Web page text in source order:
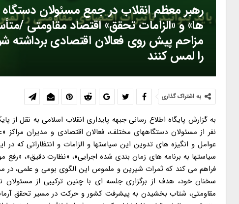
رهبر معظم انقلاب در جمع مسئولان
ها» و «الزامات تحقق» اقتصاد مقاومتی /
مزاحم پیش روی فعالان اقتصادی برداشته
را لمس کنند
به اشتراک گذاری
به گزارش پایگاه اطلاع رسانی جبهه پایداری انقلاب اسلامی به نقل از پایگاه اطلاع رسانی مقام معظم رهبری، حضرت آیت الله خامنه ای در جمع صدها نفر از مسئولان دستگاههای مختلف، فعالان اقتصادی و مدیران مراکز «علمی، رسانه ای، نظارتی»، با تبیین «مؤلفه های سیاستهای اقتصاد مقاومتی، عوامل و انگیزه های تدوین این سیاستها و الزامات و انتظاراتی که در این زمینه از مسئولین وجود دارد» تأکید کردند: «عزم جدی مسئولان»، «تبدیل سیاستها به برنامه های زمان بندی شده اجرایی»، «نظارت دقیق»، «رفع موانع حضور فعالان و مردم در عرصه اقتصادی» و «گفتمان سازی»، این امکان را فراهم می کند که ثمرات شیرین و ملموس این الگوی بومی و علمی، در مدت مناسب در زندگی مردم جلوه گر شود. حضرت آیت الله خامنه ای در ابتدای سخنان خود، هدف از برگزاری جلسه ای با چنین ترکیبی از مسئولان نظام را ایجاد زمینه همدلی و هم فکری برای اجرای سیاستهای کلی اقتصاد مقاومتی، شتاب بخشیدن به پیشرفت کشور و حرکت در مسیر تحقق آرمانهای بلند نظام اسلامی دانستند. ایشان با اشاره به ابلاغ سیاستهای مختلف و متنوع در سالهای قبل، خاطرنشان کردند: هدف از ابلاغ این سیاستها، ارائه نقشه راه در هر بخش بود اما در موضوع سیاستهای کلی اقتصاد مقاومتی، هدف از ابلاغ آن، تنها ارائه نقشه راه نیست بلکه ارائه شاخص های لازم و صحیح برای پیمودن راه نیز مد نظر بوده است. رهبر انقلاب اسلامی تأکید کردند: مجموعه سیاستهای کلی اقتصاد مقاومتی، در واقع الگویی بومی و علمی، برآمده از فرهنگ انقلابی و اسلامی و متناسب با وضعیت امروز و فردای کشور است. حضرت آیت الله خامنه ای خاطرنشان کردند: سیاستهای اقتصاد مقاومتی، فقط برای شرایط کنونی نیست بلکه یک تدبیر بلندمدت برای اقتصاد کشور و رسیدن به اهداف بلند اقتصادیِ نظام اسلامی است. ایشان با اشاره به پویایی سیاستهای کلی اقتصاد مقاومتی گفتند: این سیاستها قابل تکمیل و انطباق با شرایط گوناگون است و عملاً اقتصاد کشور را به حالت انعطاف پذیری می رساند و شکنندگی اقتصاد در شرایط مختلف را برطرف می کند. رهبر انقلاب اسلامی خاطرنشان کردند: یکی دیگر از ویژگیهای مهم سیاستهای کلی اقتصاد مقاومتی، وفاق همه قوا و دستگاههای مختلف درباره آن است زیرا این الگو با تلاش و همفکری افراد صاحب نظر، و بحث و بررسی در مجمع تشخیص مصلحت نظام که رؤسای سه قوه و مسئولان مختلف حضور دارند، تدوین شده است. حضرت آیت الله خامنه ای، سیاستهای اقتصاد مقاومتی را مجموعه ای دقیق و مستحکم خواندند و افزودند: گرایش به اقتصاد مقاومتی فقط مخصوص کشور ایران نیست و در سالهای اخیر با توجه به بحران اقتصادی جهانی، بسیاری از کشورها با توجه به شرایط و ساختارهای درونی خود به دنبال مقاوم سازی اقتصاد هستند. ایشان تأکید کردند: البته نیاز ما به اقتصاد مقاومتی بیش از کشورهای دیگر است زیرا از یک طرف کشور ما همچون کشورهای دیگر مرتبط با اقتصاد جهانی و مصمم به ادامه این ارتباط است و طبیعتاً از مسائل اقتصادی جهان متأثر خواهد بود و از طرف دیگر نظام اسلامی، به دلیل استقلال خواهی و عزت مداری و تأکید بر تحت تأثیر قرار نگرفتن از سیاستهای قدرتهای جهانی، مورد تهاجم، سوء نیت و اخلال گری است. رهبر انقلاب اسلامی خاطرنشان کردند: براساس این مبانی و دلائل منطقی، باید پایه های اقتصادی کشور را مستحکم و مقاوم سازی کنیم و نگذاریم حوادث و تکانه های اجتناب ناپذیر و همچنین سوءنیت ها و اخلال گری های قدرتها، اقتصاد کشور را تحت تأثیر قرار دهد. حضرت آیت الله خامنه ای بعد از بیان جایگاه و اهمیت سیاستهای کلی اقتصاد مقاومتی و همچنین دلایل و مبانی عقلانیِ مقاوم سازی اقتصاد کشور، ویژگیها و مؤلفه های دهگانه اقتصاد مقاومتی را تبیین کردند. اولین مؤلفه، ایجاد تحرک و پویایی در اقتصاد کشور و بهبود شاخص های کلان اقتصادی بود. رهبر انقلاب اسلامی در این خصوص گفتند: با اجرای سیاستهای کلی اقتصاد مقاومتی، شاخص هایی همچون رشد اقتصادی، تولید ملی، عدالت اجتماعی، اشتغال، تورم و رفاه عمومی بهبود خواهد یافت و رونق اقتصادی بوجود خواهد آمد. حضرت آیت الله خامنه ای در خصوص این مؤلفه یک نکته را متذکر شدند و تأکید کردند: عدالت اجتماعی، مهمترین شاخص، در میان این شاخص ها است زیرا نظام اسلامی رونق اقتصادی بدون عدالت اجتماعی را قبول ندارد و در هرگونه پیشرفت اقتصادی کشور، باید وضع طبقات محروم به معنی واقعی کلمه، بهبود یابد. ایشان، توانایی مقاومت در برابر عوامل تهدیدزا را دومین ویژگی سیاستهای کلی اقتصاد مقاومتی برشمردند و افزودند: تکانه های اقتصادی دنیا، بلایای طبیعی و تکانه های تخاصمی همچون تحریم ها از جمله این عوامل تهدید زاست. رهبر انقلاب اسلامی، سومین مؤلفه سیاستهای کلی اقتصاد مقاومتی را، تکیه بر ظرفیت های داخلی بیان و خاطرنشان کردند: این ظرفیت ها شامل ظرفیت های گسترده علمی، انسانی، طبیعی، مالی، جغرافیایی و اقلیمی است که باید برای اجرای سیاستها، بر آنها تکیه شود. حضرت آیت الله خامنه ای به یک نکته مهم هم اشاره کردند و گفتند: تکیه بر ظرفیت های داخلی به معنای چشم بستن بر امکانات کشورهای دیگر نیست بلکه نظام اسلامی در کنار اتکاء به داشته های داخلی، از امکانات دیگر کشورها نیز استفاده حداکثری خواهد کرد. ایشان در بیان چهارمین مؤلفه، به رویکرد جهادی اشاره کردند و افزودند: اجرای این سیاستها، با حرکت عادی و احیاناً خواب آلوده و بدون حساسیت امکان پذیر نیست و نیازمند برنامه ریزی، حرکت علمی، همت و مدیریت جهادی است. رهبر انقلاب اسلامی گفتند: خوشبختانه، رئیس جمهور محترم